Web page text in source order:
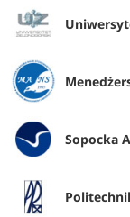
Sopocka
Politechnika